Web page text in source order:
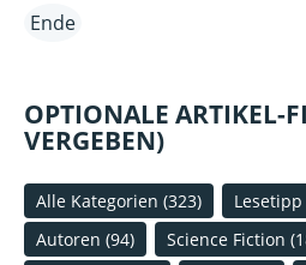
Ende
OPTIONALE ARTIKEL-
VERGEBEN)
Alle Kategorien (323) Lesetipp
Autoren (94) Science Fiction